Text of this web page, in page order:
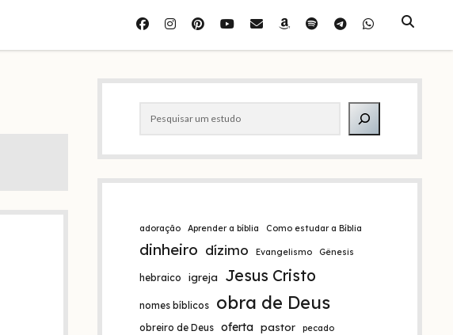
facebookinstagram
pinterestyoutube
e-
amazon
spotifytelegram
whatsapp
Barra
lateral
adoração Aprender a bíblia Como estudar a Bíblia
dinheiro dízimo Evangelismo Gênesis
hebraico igreja Jesus Cristo
nomes bíblicos obra de Deus
obreiro de Deus oferta pastor pecado